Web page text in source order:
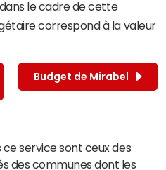
le cadre de cette
correspond à la valeur
Budget de Mirabel
service sont ceux des
des communes dont les